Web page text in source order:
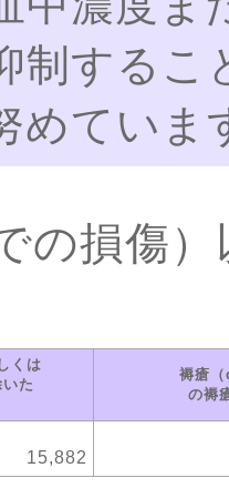
制するこ
めていま
の損傷
くは
た
褥瘡
の褥
15,882